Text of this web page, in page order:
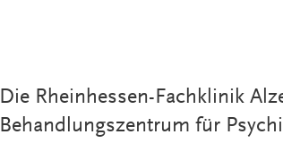
Die Rheinhessen-Fachklinik
Behandlungszentrum für